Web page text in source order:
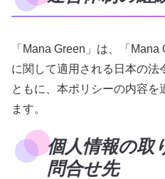
「Mana Green」は、「
に関して適用される日本の法
ともに、本ポリシーの内容
ます。
個人情報の取
問合せ先